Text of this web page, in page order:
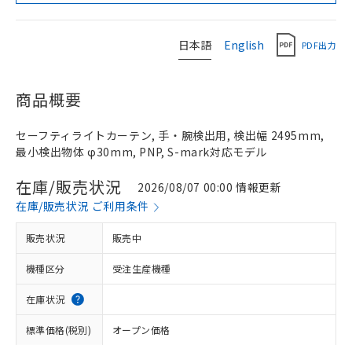
日本語 English PDF出力
商品概要
セーフティライトカーテン, 手・腕検出用, 検出幅 2495mm,
最小検出物体 φ30mm, PNP, S-mark対応モデル
在庫/販売状況
2026/08/07 00:00 情報更新
在庫/販売状況 ご利用条件
販売状況 販売中
機種区分 受注生産機種
在庫状況
標準価格(税別) オープン価格